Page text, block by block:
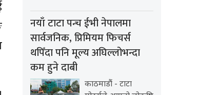
नयाँ टाटा पन्च ईभी नेपालमा
सार्वजनिक, प्रिमियम फिचर्स
थपिँदा पनि मूल्य अघिल्लोभन्दा
कम हुने दाबी
काठमाडौं - टाटा